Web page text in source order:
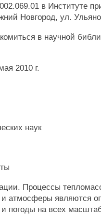
в Институте
Новгород, ул.
в научной
2010 г.
наук
Процессы
и атмосферы являются
погоды на всех